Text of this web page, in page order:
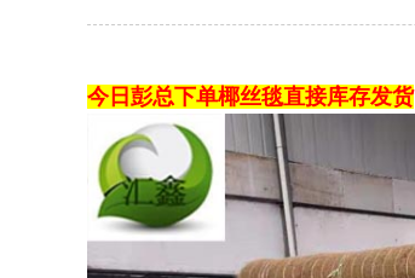
今日彭总下单椰丝毯直接库存发货